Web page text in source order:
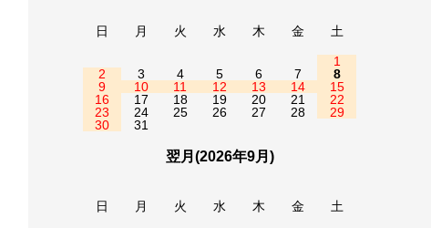
日 月 火 水 木 金 土
1
2
3 4 5 6 7
8
9
10 11 12 13 14
15
16
17 18 19 20 21
22
23
24 25 26 27 28
29
30
31
翌月(2026年9月)
日 月 火 水 木 金 土